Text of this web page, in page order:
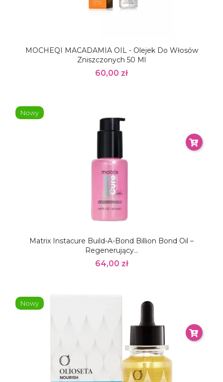
MOCHEQI MACADAMIA OIL - Olejek Do Włosów
Zniszczonych 50 Ml
60,00 zł
Matrix Instacure Build-A-Bond Billion Bond Oil –
Regenerujący...
64,00 zł
Nowy
Nowy